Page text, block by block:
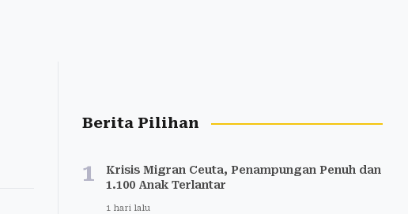
Berita Pilihan
1
Krisis Migran Ceuta, Penampungan Penuh dan
1.100 Anak Terlantar
1 hari lalu